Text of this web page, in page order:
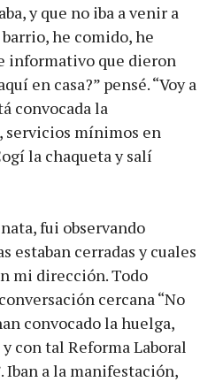
y que no iba a venir a
he comido, he
informativo que dieron
en casa?” pensé. “Voy a
convocada la
servicios mínimos en
la chaqueta y salí
fui observando
estaban cerradas y cuales
mi dirección. Todo
cercana “No
convocado la huelga,
con tal Reforma Laboral
Iban a la manifestación,